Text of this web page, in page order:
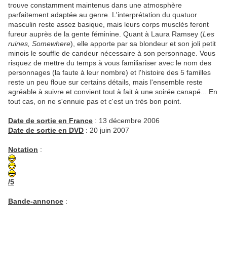
trouve constamment maintenus dans une atmosphère
parfaitement adaptée au genre. L'interprétation du quatuor
masculin reste assez basique, mais leurs corps musclés feront
fureur auprès de la gente féminine. Quant à Laura Ramsey (Les
ruines, Somewhere), elle apporte par sa blondeur et son joli petit
minois le souffle de candeur nécessaire à son personnage. Vous
risquez de mettre du temps à vous familiariser avec le nom des
personnages (la faute à leur nombre) et l'histoire des 5 familles
reste un peu floue sur certains détails, mais l'ensemble reste
agréable à suivre et convient tout à fait à une soirée canapé... En
tout cas, on ne s'ennuie pas et c'est un très bon point.
Date de sortie en France : 13 décembre 2006
Date de sortie en DVD : 20 juin 2007
Notation :
/5
Bande-annonce :